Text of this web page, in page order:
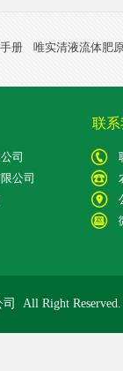
册 唯实清液流体肥
联
司
公司
All Right